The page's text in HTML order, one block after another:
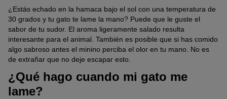
¿Estás echado en la hamaca bajo el sol con una temperatura de
30 grados y tu gato te lame la mano? Puede que le guste el
sabor de tu sudor. El aroma ligeramente salado resulta
interesante para el animal. También es posible que si has comido
algo sabroso antes el minino perciba el olor en tu mano. No es
de extrañar que no deje escapar esto.
¿Qué hago cuando mi gato me
lame?